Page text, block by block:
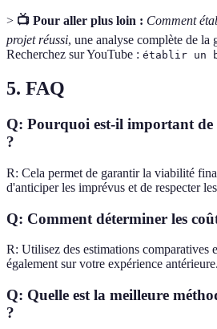
> 📺 Pour aller plus loin : Comment
projet réussi, une analyse complète de la
Recherchez sur YouTube : établir un
5. FAQ
Q: Pourquoi est-il important
?
R: Cela permet de garantir la viabilité
d'anticiper les imprévus et de respecter
Q: Comment déterminer les
R: Utilisez des estimations comparatives
également sur votre expérience antérieure.
Q: Quelle est la meilleure
?